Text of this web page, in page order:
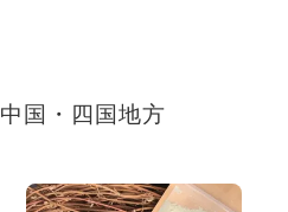
中国・四国地方